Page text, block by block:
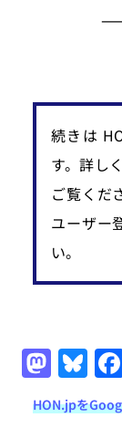
続きは
す。詳し
ご覧くだ
ユーザー
い。
M
a
Bl
u
HON.jpを